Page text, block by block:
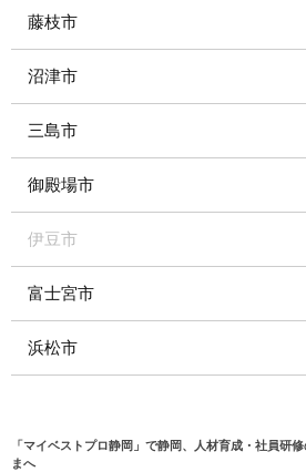
藤枝市
沼津市
三島市
御殿場市
伊豆市
富士宮市
浜松市
「マイベストプロ静岡」で静岡、人材育成・社員研
まへ